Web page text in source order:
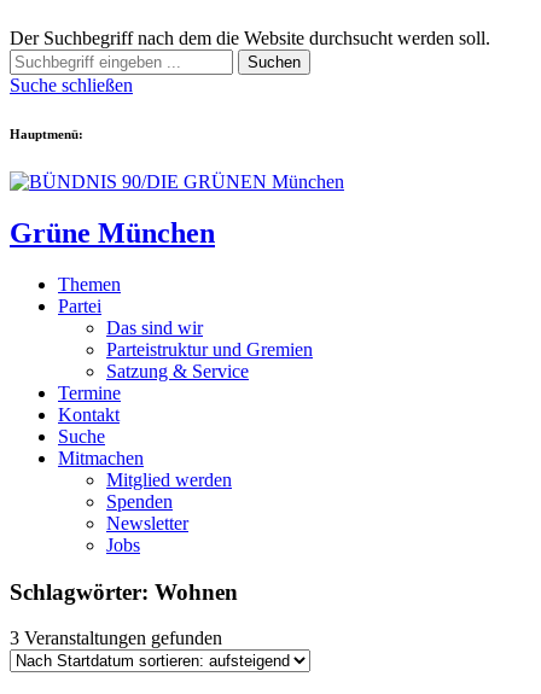
Der Suchbegriff nach dem die Website durchsucht werden soll.
Suchen
Suche schließen
Hauptmenü:
Grüne München
Themen
Partei
Das sind wir
Parteistruktur und Gremien
Satzung & Service
Termine
Kontakt
Suche
Mitmachen
Mitglied werden
Spenden
Newsletter
Jobs
Schlagwörter: Wohnen
3 Veranstaltungen gefunden